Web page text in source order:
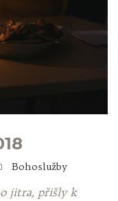
Bohoslužby
jitra, přišly k